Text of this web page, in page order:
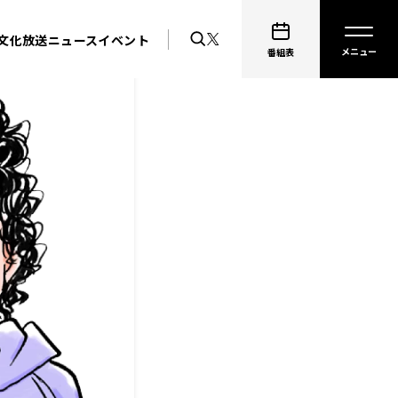
化放送ニュースイベント
番組表